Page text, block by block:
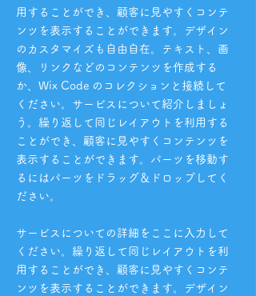
用することができ、顧客に見やすくコンテ
ンツを表示することができます。デザイン
のカスタマイズも自由自在。テキスト、画
像、リンクなどのコンテンツを作成する
か、Wix Code のコレクションと接続して
ください。サービスについて紹介しましょ
う。繰り返して同じレイアウトを利用する
ことができ、顧客に見やすくコンテンツを
表示することができます。パーツを移動す
るにはパーツをドラッグ＆ドロップしてく
ださい。
サービスについての詳細をここに入力して
ください。繰り返して同じレイアウトを利
用することができ、顧客に見やすくコンテ
ンツを表示することができます。デザイン